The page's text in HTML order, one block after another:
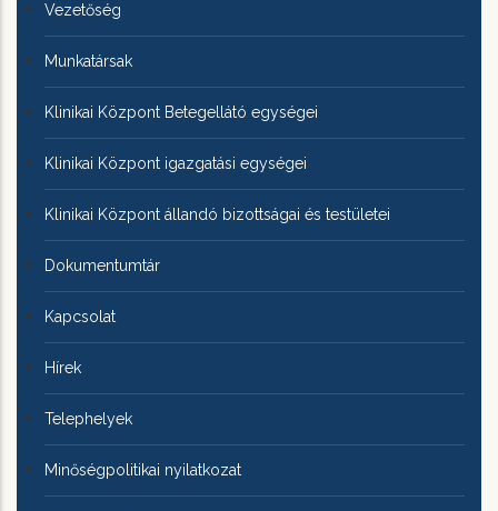
Vezetőség
Munkatársak
Klinikai Központ Betegellátó egységei
Klinikai Központ igazgatási egységei
Klinikai Központ állandó bizottságai és testületei
Dokumentumtár
Kapcsolat
Hírek
Telephelyek
Minőségpolitikai nyilatkozat